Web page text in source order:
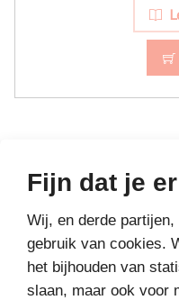
Fijn dat je
Wij, en derde
gebruik van cookies.
het bijhouden van
slaan, maar ook voor
MEER